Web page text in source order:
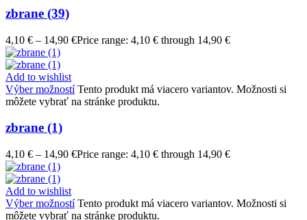
zbrane (39)
4,10 € – 14,90 €Price range: 4,10 € through 14,90 €
Add to wishlist
Výber možností Tento produkt má viacero variantov. Možnosti si
môžete vybrať na stránke produktu.
zbrane (1)
4,10 € – 14,90 €Price range: 4,10 € through 14,90 €
Add to wishlist
Výber možností Tento produkt má viacero variantov. Možnosti si
môžete vybrať na stránke produktu.